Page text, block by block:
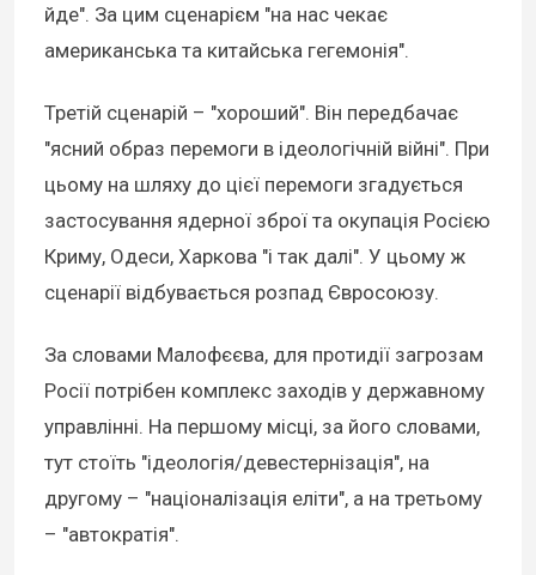
йде". За цим сценарієм "на нас чекає
американська та китайська гегемонія".
Третій сценарій – "хороший". Він передбачає
"ясний образ перемоги в ідеологічній війні". При
цьому на шляху до цієї перемоги згадується
застосування ядерної зброї та окупація Росією
Криму, Одеси, Харкова "і так далі". У цьому ж
сценарії відбувається розпад Євросоюзу.
За словами Малофєєва, для протидії загрозам
Росії потрібен комплекс заходів у державному
управлінні. На першому місці, за його словами,
тут стоїть "ідеологія/девестернізація", на
другому – "націоналізація еліти", а на третьому
– "автократія".